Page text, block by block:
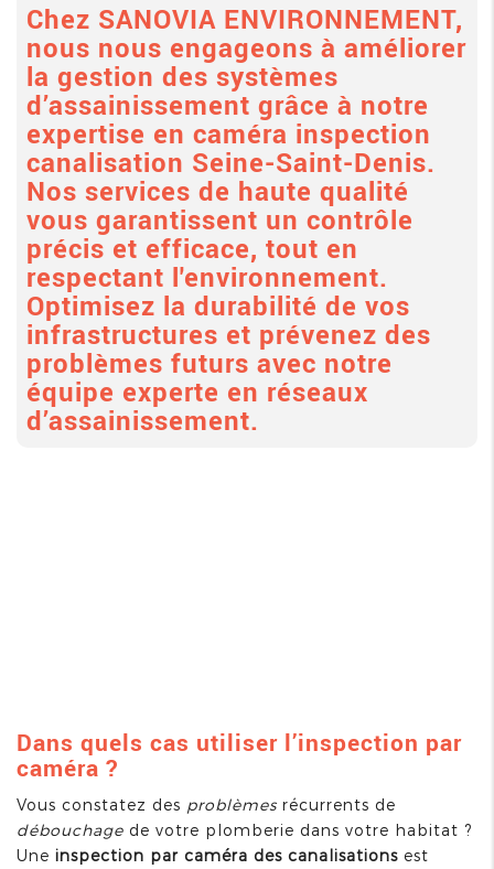
Chez SANOVIA ENVIRONNEMENT,
nous nous engageons à améliorer
la gestion des systèmes
d’assainissement grâce à notre
expertise en caméra inspection
canalisation Seine-Saint-Denis.
Nos services de haute qualité
vous garantissent un contrôle
précis et efficace, tout en
respectant l'environnement.
Optimisez la durabilité de vos
infrastructures et prévenez des
problèmes futurs avec notre
équipe experte en réseaux
d’assainissement.
Dans quels cas utiliser l’inspection par
caméra ?
Vous constatez des problèmes récurrents de
débouchage de votre plomberie dans votre habitat ?
Une inspection par caméra des canalisations est